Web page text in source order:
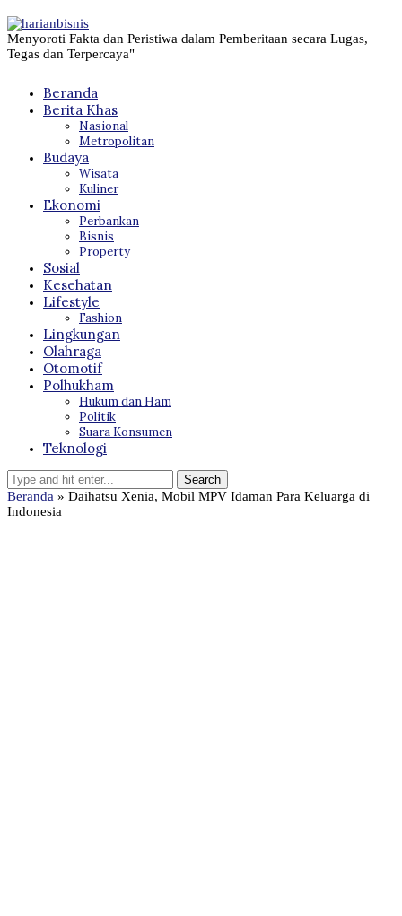
Menyoroti Fakta dan Peristiwa dalam Pemberitaan secara Lugas,
Tegas dan Terpercaya"
Beranda
Berita Khas
Nasional
Metropolitan
Budaya
Wisata
Kuliner
Ekonomi
Perbankan
Bisnis
Property
Sosial
Kesehatan
Lifestyle
Fashion
Lingkungan
Olahraga
Otomotif
Polhukham
Hukum dan Ham
Politik
Suara Konsumen
Teknologi
Beranda » Daihatsu Xenia, Mobil MPV Idaman Para Keluarga di
Indonesia